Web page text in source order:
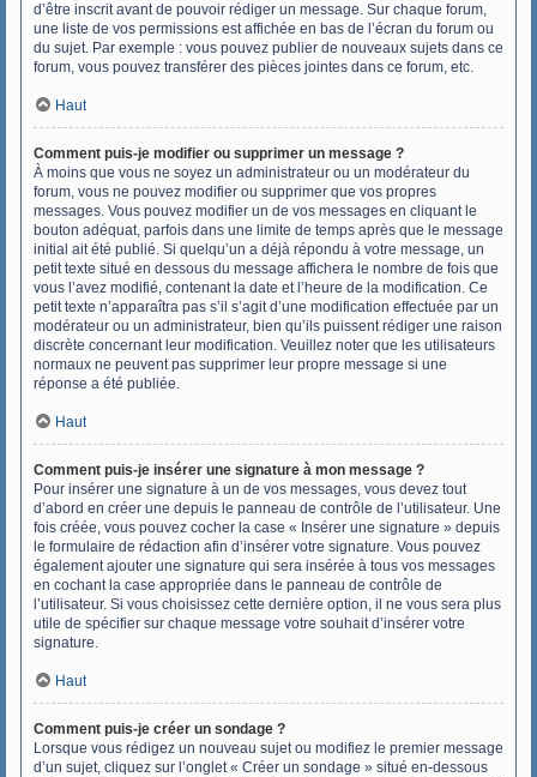
d’être inscrit avant de pouvoir rédiger un message. Sur chaque forum,
une liste de vos permissions est affichée en bas de l’écran du forum ou
du sujet. Par exemple : vous pouvez publier de nouveaux sujets dans ce
forum, vous pouvez transférer des pièces jointes dans ce forum, etc.
Haut
Comment puis-je modifier ou supprimer un message ?
À moins que vous ne soyez un administrateur ou un modérateur du
forum, vous ne pouvez modifier ou supprimer que vos propres
messages. Vous pouvez modifier un de vos messages en cliquant le
bouton adéquat, parfois dans une limite de temps après que le message
initial ait été publié. Si quelqu’un a déjà répondu à votre message, un
petit texte situé en dessous du message affichera le nombre de fois que
vous l’avez modifié, contenant la date et l’heure de la modification. Ce
petit texte n’apparaîtra pas s’il s’agit d’une modification effectuée par un
modérateur ou un administrateur, bien qu’ils puissent rédiger une raison
discrète concernant leur modification. Veuillez noter que les utilisateurs
normaux ne peuvent pas supprimer leur propre message si une
réponse a été publiée.
Haut
Comment puis-je insérer une signature à mon message ?
Pour insérer une signature à un de vos messages, vous devez tout
d’abord en créer une depuis le panneau de contrôle de l’utilisateur. Une
fois créée, vous pouvez cocher la case « Insérer une signature » depuis
le formulaire de rédaction afin d’insérer votre signature. Vous pouvez
également ajouter une signature qui sera insérée à tous vos messages
en cochant la case appropriée dans le panneau de contrôle de
l’utilisateur. Si vous choisissez cette dernière option, il ne vous sera plus
utile de spécifier sur chaque message votre souhait d’insérer votre
signature.
Haut
Comment puis-je créer un sondage ?
Lorsque vous rédigez un nouveau sujet ou modifiez le premier message
d’un sujet, cliquez sur l’onglet « Créer un sondage » situé en-dessous